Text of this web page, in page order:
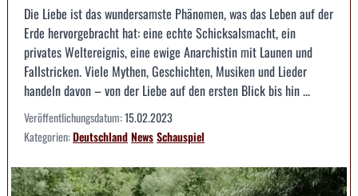
Die Liebe ist das wundersamste Phänomen, was das Leben auf der
Erde hervorgebracht hat: eine echte Schicksalsmacht, ein
privates Weltereignis, eine ewige Anarchistin mit Launen und
Fallstricken. Viele Mythen, Geschichten, Musiken und Lieder
handeln davon – von der Liebe auf den ersten Blick bis hin ...
Veröffentlichungsdatum:15.02.2023
Kategorien:DeutschlandNewsSchauspiel